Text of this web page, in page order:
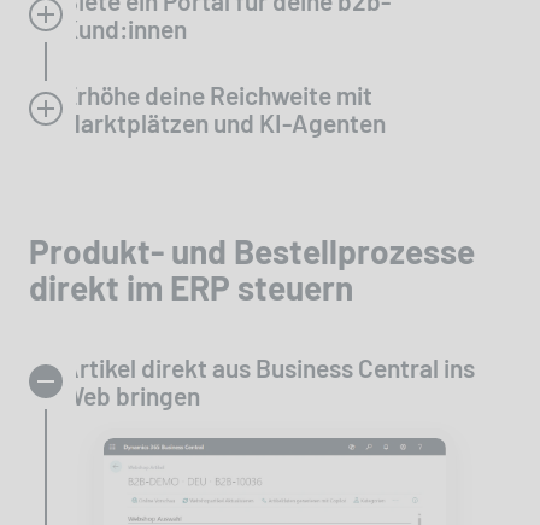
Kund:innen
Erhöhe deine Reichweite mit
Marktplätzen und KI-Agenten
Produkt- und Bestellprozesse
direkt im ERP steuern
Artikel direkt aus Business Central ins
Web bringen